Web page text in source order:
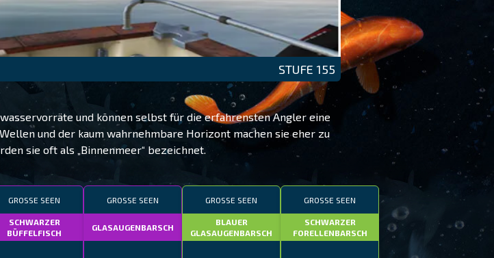
STUFE 155
und können selbst für die erfahrensten Angler eine
und der kaum wahrnehmbare Horizont machen sie eher zu
sie oft als „Binnenmeer“ bezeichnet.
GROSSE SEEN
SCHWARZER
BÜFFELFISCH
GROSSE SEEN
GLASAUGENBARSCH
GROSSE SEEN
BLAUER
GLASAUGENBARSCH
GROSSE SEEN
SCHWARZER
FORELLENBARSCH